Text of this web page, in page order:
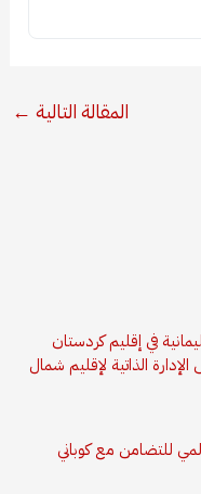
المقالة التالية ←
الذاتية لإقليم شمال
للتضامن مع كوباني